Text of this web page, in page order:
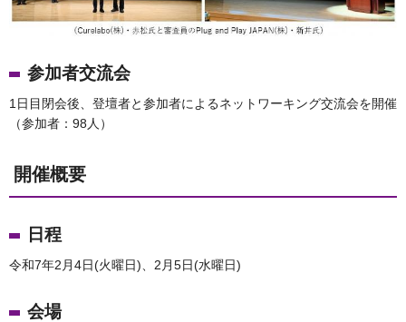
参加者交流会
1日目閉会後、登壇者と参加者によるネットワーキング交流会を開催
（参加者：98人）
開催概要
日程
令和7年2月4日(火曜日)、2月5日(水曜日)
会場